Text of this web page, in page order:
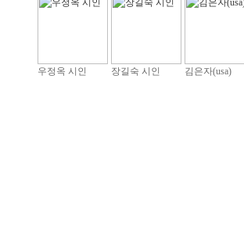
우정옥 시인 장길숙 시인 김은자(usa)